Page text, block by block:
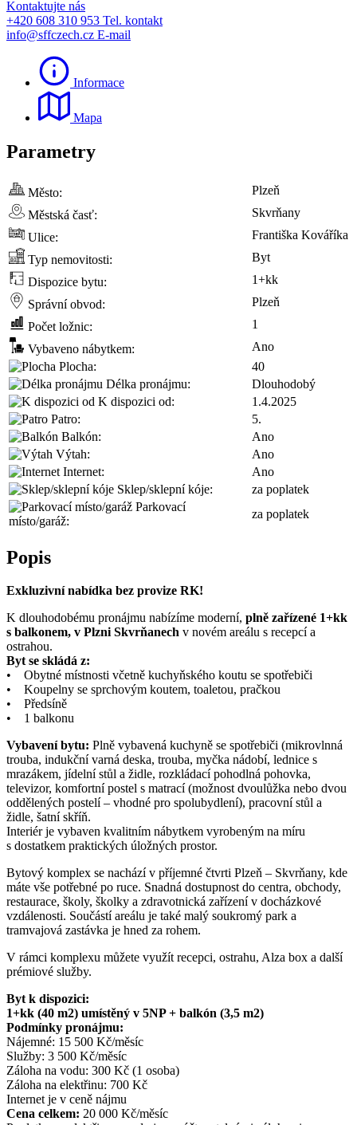
Kontaktujte nás
+420 608 310 953 Tel. kontakt
info@sffczech.cz E-mail
Informace
Mapa
Parametry
Město:
Plzeň
Městská časť:
Skvrňany
Ulice:
Františka Kováříka
Typ nemovitosti:
Byt
Dispozice bytu:
1+kk
Správní obvod:
Plzeň
Počet ložnic:
1
Vybaveno nábytkem:
Ano
Plocha:
40
Délka pronájmu:
Dlouhodobý
K dispozici od:
1.4.2025
Patro:
5.
Balkón:
Ano
Výtah:
Ano
Internet:
Ano
Sklep/sklepní kóje:
za poplatek
Parkovací
místo/garáž:
za poplatek
Popis
Exkluzivní nabídka bez provize RK!
K dlouhodobému pronájmu nabízíme moderní, plně zařízené 1+kk
s balkonem, v Plzni Skvrňanech v novém areálu s recepcí a
ostrahou.
Byt se skládá z:
• Obytné místnosti včetně kuchyňského koutu se spotřebiči
• Koupelny se sprchovým koutem, toaletou, pračkou
• Předsíně
• 1 balkonu
Vybavení bytu: Plně vybavená kuchyně se spotřebiči (mikrovlnná
trouba, indukční varná deska, trouba, myčka nádobí, lednice s
mrazákem, jídelní stůl a židle, rozkládací pohodlná pohovka,
televizor, komfortní postel s matrací (možnost dvoulůžka nebo dvou
oddělených postelí – vhodné pro spolubydlení), pracovní stůl a
židle, šatní skříň.
Interiérje vybaven kvalitním nábytkem vyrobeným na míru
s dostatkem praktických úložných prostor.
Bytový komplex se nachází v příjemné čtvrti Plzeň – Skvrňany, kde
máte vše potřebné po ruce. Snadná dostupnost do centra, obchody,
restaurace, školy, školky a zdravotnická zařízení v docházkové
vzdálenosti. Součástí areálu je také malý soukromý park a
tramvajová zastávka je hned za rohem.
V rámci komplexu můžete využít recepci, ostrahu, Alza box a další
prémiové služby.
Byt k dispozici:
1+kk (40 m2) umístěný v 5NP + balkón (3,5 m2)
Podmínky pronájmu:
Nájemné: 15 500 Kč/měsíc
Služby: 3 500 Kč/měsíc
Záloha na vodu: 300 Kč (1 osoba)
Záloha na elektřinu: 700 Kč
Internet je v ceně nájmu
Cena celkem: 20 000 Kč/měsíc